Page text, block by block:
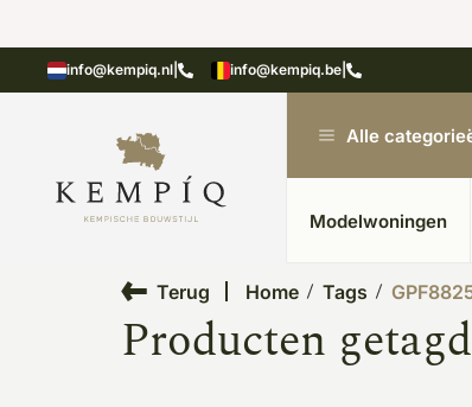
info@kempiq.nl info@kempiq.be
in Kesteren Unieke materialen in
Alle
Modelwoningen
Terug Home Tags
Producten